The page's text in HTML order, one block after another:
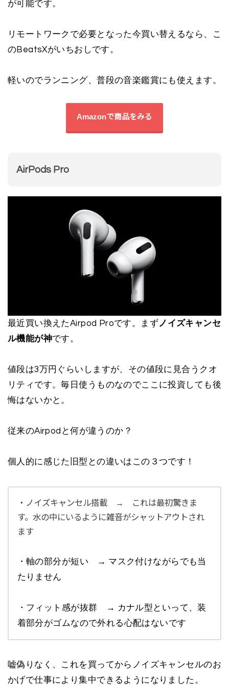
が可能です。
リモートワークで必要となった今買い替えるなら、こ
のBeatsXがいちおしです。
軽いのでランニング、普段の音楽鑑賞にも使えます。
Amazonで商品をみる
AirPods Pro
最近買い換えたAirpod Proです。まずノイズキャンセ
ル機能が神です。
値段は3万円ぐらいしますが、その値段に見合うクオ
リティです。毎日使うものなのでここに投資しても後
悔はないかと。
従来のAirpodと何が違うのか？
個人的に感じた旧型との違いはこの３つです！
・ノイズキャンセル搭載 → これは最初驚きま
す。水の中にいるように雑音がシャットアウトされ
ます
・軸の部分が短い → マスク付けながらでも当
たりません
・フィット感が抜群 → カナル型といって、装
着部分がゴムなので外れる心配はないです
嘘偽りなく、これを買ってからノイズキャンセルのお
かげで仕事により集中できるようになりました。